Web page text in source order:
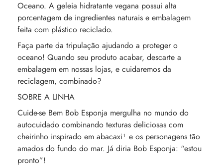
Oceano. A geleia hidratante vegana possui alta
porcentagem de ingredientes naturais e embalagem
feita com plástico reciclado.
Faça parte da tripulação ajudando a proteger o
oceano! Quando seu produto acabar, descarte a
embalagem em nossas lojas, e cuidaremos da
reciclagem, combinado?
SOBRE A LINHA
Cuide-se Bem Bob Esponja mergulha no mundo do
autocuidado combinando texturas deliciosas com
cheirinho inspirado em abacaxi¹ e os personagens tão
amados do fundo do mar. Já diria Bob Esponja: “estou
pronto”!